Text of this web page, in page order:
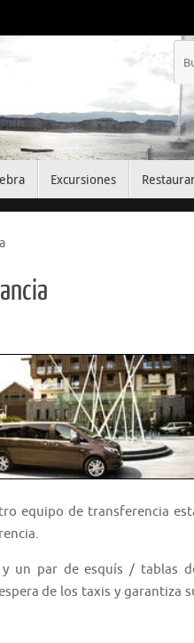
Excursiones
equipo de transferencia
un par de esquís / tablas
de los taxis y garantiza